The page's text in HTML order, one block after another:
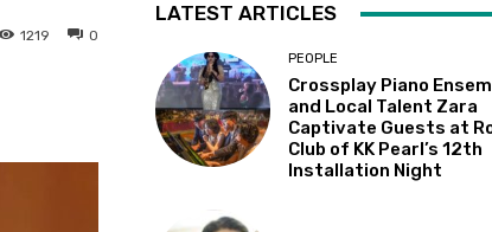
0
1219
LATEST ARTICLES
PEOPLE
Crossplay Piano
and Local Talent Zara
Captivate Guests at
Club of KK Pearl’s 12th
Installation Night